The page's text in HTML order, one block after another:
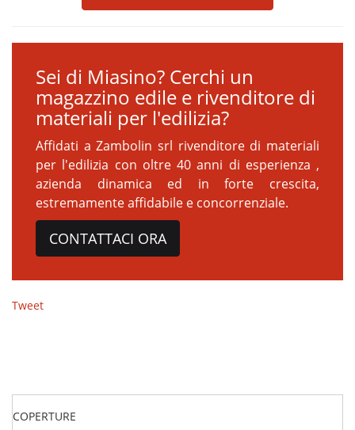
Sei di Miasino? Cerchi un
magazzino edile e rivenditore di
materiali per l'edilizia?
Affidati a Zambolin srl rivenditore di materiali
per l'edilizia con oltre 40 anni di esperienza ,
azienda dinamica ed in forte crescita,
estremamente affidabile e concorrenziale.
CONTATTACI ORA
Tweet
COPERTURE